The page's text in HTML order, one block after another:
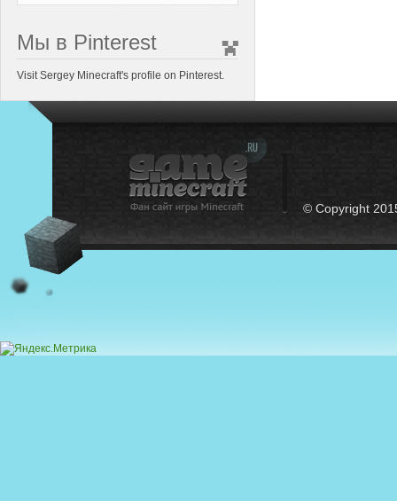
Мы в Pinterest
Visit Sergey Minecraft's profile on Pinterest.
© Copyright